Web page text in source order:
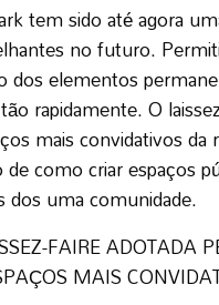
tem sido até agora
no futuro.
dos elementos
rapidamente. O
mais convidativos da
como criar espaços
dos uma comunidade.
FAIRE ADOTADA
MAIS